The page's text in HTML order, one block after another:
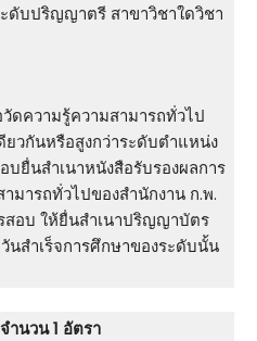
ดับปริญญาตรี สาขาวิชาใดวิชา
ดความรู้ความสามารถทั่วไป
ยวกันหรือสูงกว่าระดับตำแหน่ง
ยื่นสำเนาหนังสือรับรองผลการ
มารถทั่วไปของสำนักงาน ก.พ.
อบ ให้ยื่นสำเนาปริญญาบัตร
สำเร็จการศึกษาของระดับนั้น
ำนวน 1 อัตรา